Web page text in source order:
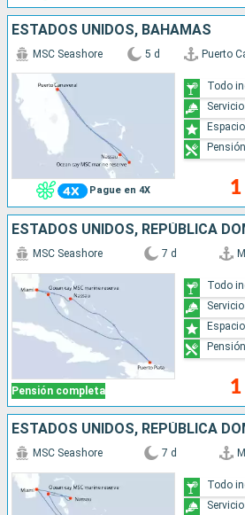
ESTADOS UNIDOS, BAHAMAS
Pague en 4X
MSC Seashore 5 d Puerto
Todo
Pensión completa
MSC Seashore 7 d
Todo
MSC Seashore 7 d
Todo